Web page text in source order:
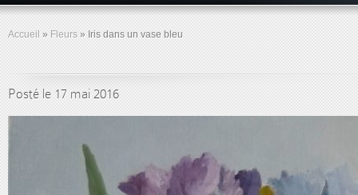
Accueil » Fleurs » Iris dans un vase bleu
Posté le 17 mai 2016